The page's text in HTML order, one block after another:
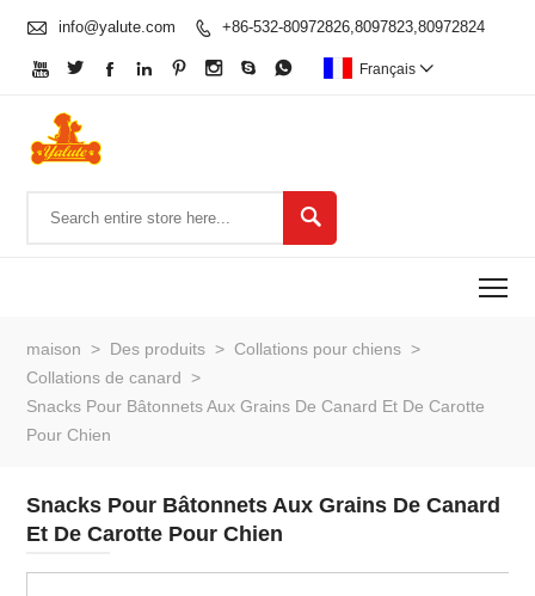
 info@yalute.com  +86-532-80972826,8097823,80972824
        Français 

maison > Des produits > Collations pour chiens >
Collations de canard >
Snacks Pour Bâtonnets Aux Grains De Canard Et De Carotte
Pour Chien
Snacks Pour Bâtonnets Aux Grains De Canard
Et De Carotte Pour Chien